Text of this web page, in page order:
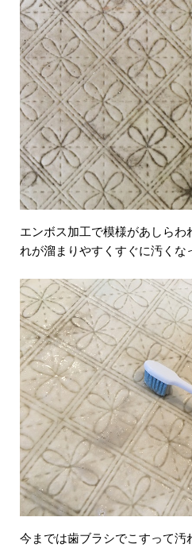
エンボス加工で模様があしら
れが溜まりやすくすぐに汚くな
今までは歯ブラシでこすって